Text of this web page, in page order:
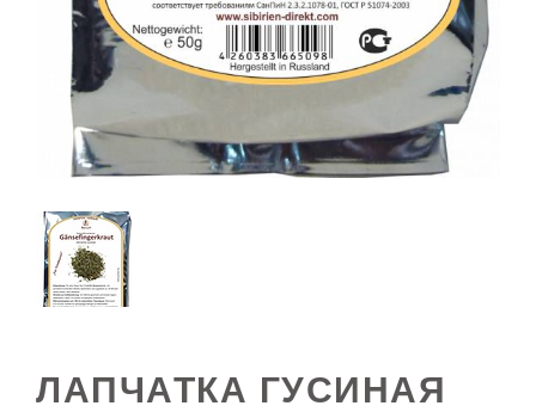
ЛАПЧАТКА ГУСИНАЯ